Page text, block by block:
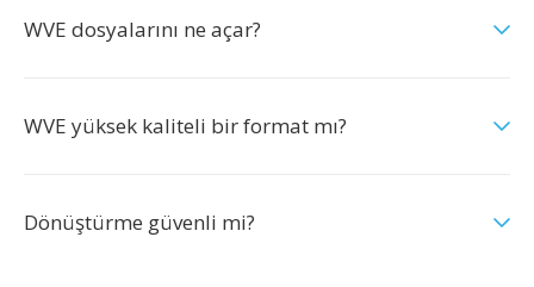
WVE dosyalarını ne açar?
WVE yüksek kaliteli bir format mı?
Dönüştürme güvenli mi?